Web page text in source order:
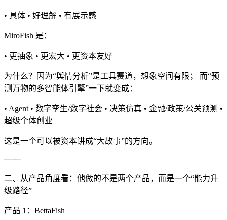
• 具体 • 好理解 • 有展示感
MiroFish 是：
• 更抽象 • 更宏大 • 更资本友好
为什么？因为“舆情分析”是工具赛道，想象空间有限； 而“预
测万物的多智能体引擎”一下就变成：
• Agent • 数字孪生/数字社会 • 决策仿真 • 金融/政策/公关预测 •
超级个体创业
这是一个可以被资本讲成“大故事”的方向。
───
二、从产品角度看：他做的不是两个产品，而是一个“能力升
级路径”
产品 1：BettaFish